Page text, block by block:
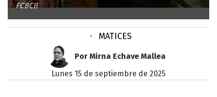
FCBCB
• MATICES
Por Mirna Echave Mallea
lunes 15 de septiembre de 2025